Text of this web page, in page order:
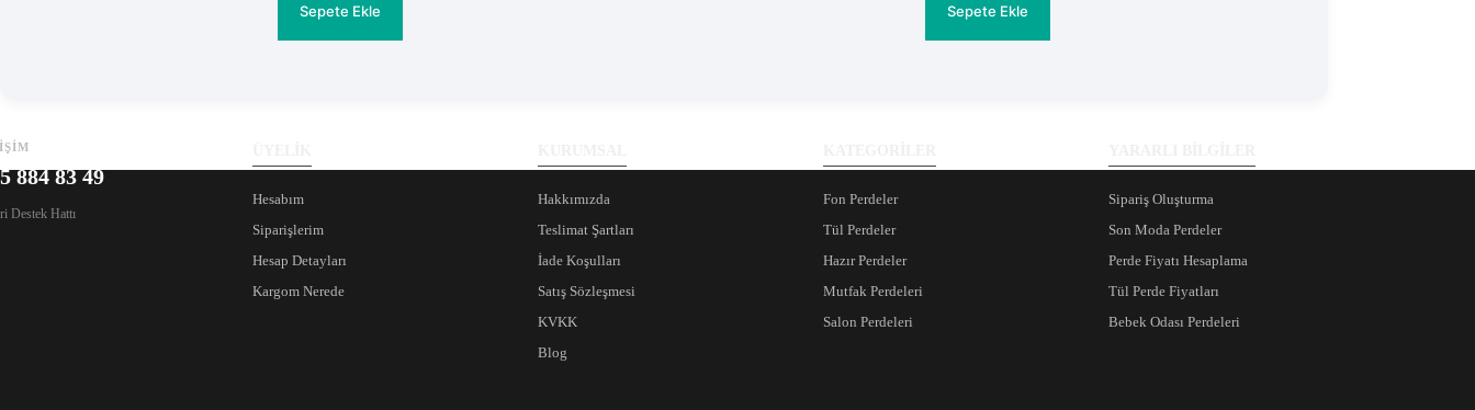
Sepete Ekle Sepete Ekle
884 83 49
Destek Hattı
Hesabım
Siparişlerim
Hesap Detayları
Kargom Nerede
Hakkımızda
Teslimat Şartları
İade Koşulları
Satış Sözleşmesi
KVKK
Blog
Fon Perdeler
Tül Perdeler
Hazır Perdeler
Mutfak Perdeleri
Salon Perdeleri
Sipariş Oluşturma
Son Moda Perdeler
Perde Fiyatı Hesaplama
Tül Perde Fiyatları
Bebek Odası Perdeleri